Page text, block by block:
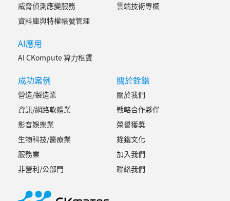
威脅偵測應變服務
資料庫與特權帳號管理
雲端技術專欄
AI應用
AI CKompute 算力租賃
成功案例
營造/製造業
資訊/網路軟體業
影音娛樂業
生物科技/醫療業
服務業
非營利/公部門
關於銓鍇
關於我們
戰略合作夥伴
榮譽獲獎
銓鍇文化
加入我們
聯絡我們